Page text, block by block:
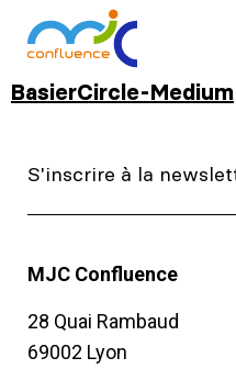
BasierCircle-Medium
MJC Confluence
28 Quai Rambaud
69002 Lyon